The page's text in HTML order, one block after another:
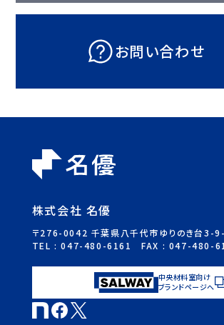
お問い合わせ
株式会社 名優
〒276-0042 千葉県八千代市ゆりのき台3-
TEL :047-480-6161 FAX : 047-480-
中央材料室向け
ブランドページへ